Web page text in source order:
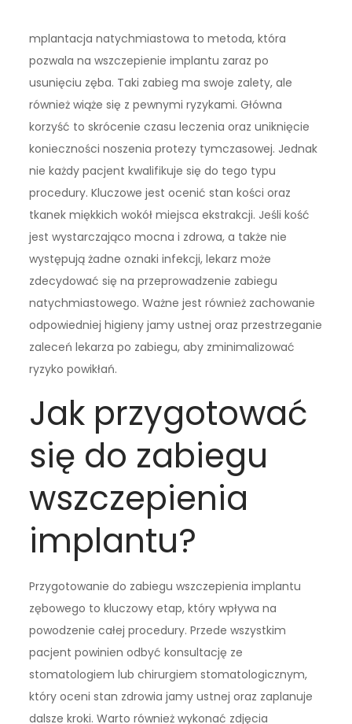
mplantacja natychmiastowa to metoda, która
pozwala na wszczepienie implantu zaraz po
usunięciu zęba. Taki zabieg ma swoje zalety, ale
również wiąże się z pewnymi ryzykami. Główna
korzyść to skrócenie czasu leczenia oraz uniknięcie
konieczności noszenia protezy tymczasowej. Jednak
nie każdy pacjent kwalifikuje się do tego typu
procedury. Kluczowe jest ocenić stan kości oraz
tkanek miękkich wokół miejsca ekstrakcji. Jeśli kość
jest wystarczająco mocna i zdrowa, a także nie
występują żadne oznaki infekcji, lekarz może
zdecydować się na przeprowadzenie zabiegu
natychmiastowego. Ważne jest również zachowanie
odpowiedniej higieny jamy ustnej oraz przestrzeganie
zaleceń lekarza po zabiegu, aby zminimalizować
ryzyko powikłań.
Jak przygotować
się do zabiegu
wszczepienia
implantu?
Przygotowanie do zabiegu wszczepienia implantu
zębowego to kluczowy etap, który wpływa na
powodzenie całej procedury. Przede wszystkim
pacjent powinien odbyć konsultację ze
stomatologiem lub chirurgiem stomatologicznym,
który oceni stan zdrowia jamy ustnej oraz zaplanuje
dalsze kroki. Warto również wykonać zdjęcia